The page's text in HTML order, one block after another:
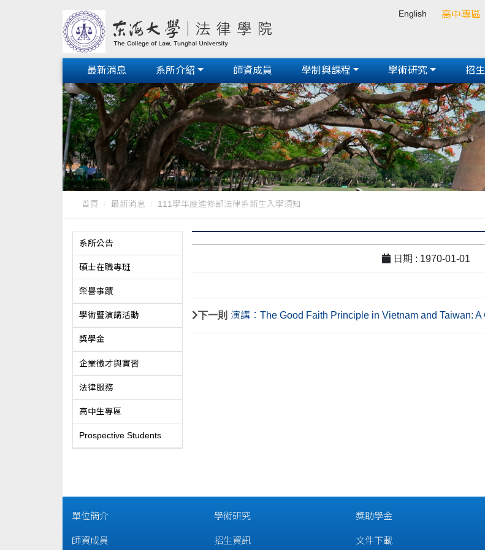
English 高中專區
最新消息 系所介紹 師資成員 學制與課程 學術研究 招
首頁 最新消息 111學年度進修部法律系新生入學須知
系所公告
碩士在職專班
榮譽事蹟
學術暨演講活動
獎學金
企業徵才與實習
法律服務
高中生專區
Prospective Students
日期 : 1970-01-01
下一則 演講：The Good Faith Principle in Vietnam and Taiwan:
單位簡介
師資成員
學術研究
招生資訊
獎助學金
文件下載